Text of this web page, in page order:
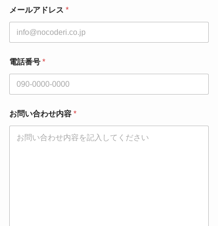
メ
ー
レ
ス
*
メールアドレス *
電話番号 *
お問い合わせ内容 *